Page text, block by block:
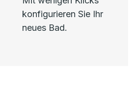
konfigurieren Sie Ihr
neues Bad.